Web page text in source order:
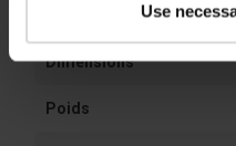
Use
Fiche technique
Dimensions
Poids